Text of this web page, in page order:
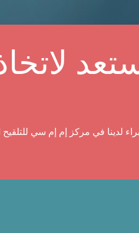
لدينا في مركز إم إم سي للتلقيح